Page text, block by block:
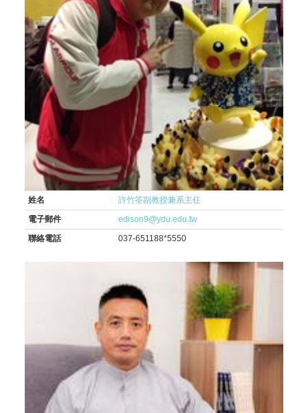
姓名
許竹筌副教授兼系主任
電子郵件
edison9@ydu.edu.tw
聯絡電話
037-651188*5550